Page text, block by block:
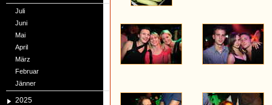
Juli
Juni
Mai
April
März
Februar
Jänner
2025